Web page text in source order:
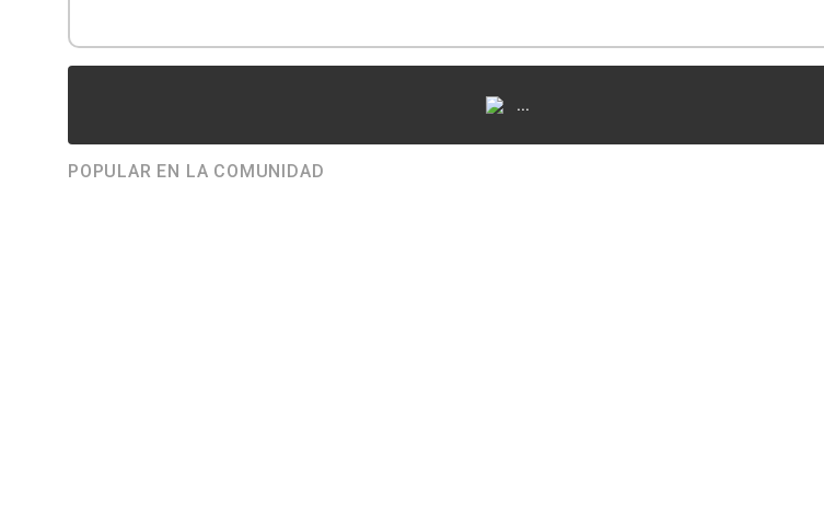
...
POPULAR EN LA COMUNIDAD